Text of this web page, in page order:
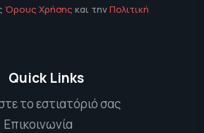
Όρους Χρήσης και τηνΠολιτική
Quick Links
το εστιατόριό σας
Επικοινωνία